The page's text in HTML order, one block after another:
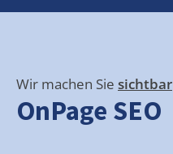
Wir machen Sie sichtbar
OnPage SEO